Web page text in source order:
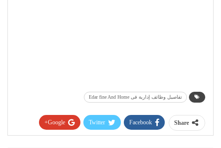
تفاصيل وظائف إدارية فى Edar fine And Home
Share
Facebook
Twitter
Google+